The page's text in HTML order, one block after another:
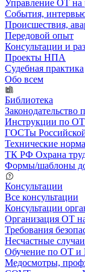
Управление ОТ на
События,
Происшествия,
Передовой опыт
Консультации и
Проекты НПА
Судебная практика
Обо всем
Библиотека
Инструкции по ОТ
ГОСТы
Технические
ТК РФ Охрана
Формы/шаблоны
Консультации
Все консультации
Консультации
Организация ОТ
Требования
Несчастные
Обучение по ОТ и
Медосмотры,